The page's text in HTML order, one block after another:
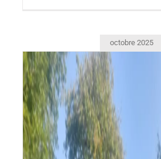
octobre 2025